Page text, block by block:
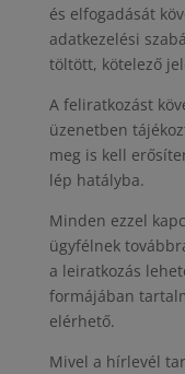
és elfogadását
adatkezelési
töltött, kötelező
A feliratkozást
üzenetben
meg is kell
lép hatályba.
Minden ezzel
ügyfélnek
a leiratkozás
formájában
elérhető.
Mivel a hírlevél